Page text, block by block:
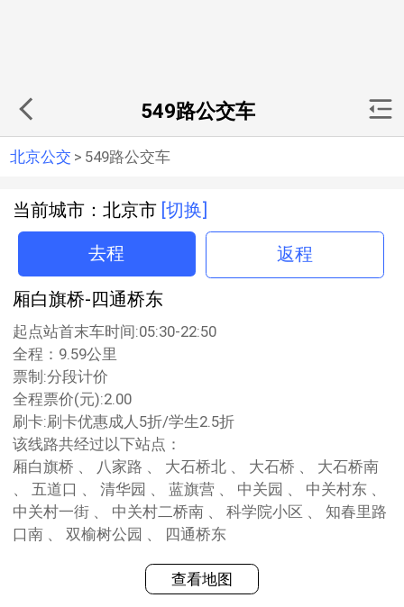
549路公交车
北京公交 > 549路公交车
当前城市：北京市 [切换]
去程 返程
厢白旗桥-四通桥东
起点站首末车时间:05:30-22:50
全程：9.59公里
票制:分段计价
全程票价(元):2.00
刷卡:刷卡优惠成人5折/学生2.5折
该线路共经过以下站点：
厢白旗桥 、 八家路 、 大石桥北 、 大石桥 、 大石桥南
、 五道口 、 清华园 、 蓝旗营 、 中关园 、 中关村东 、
中关村一街 、 中关村二桥南 、 科学院小区 、 知春里路
口南 、 双榆树公园 、 四通桥东
查看地图